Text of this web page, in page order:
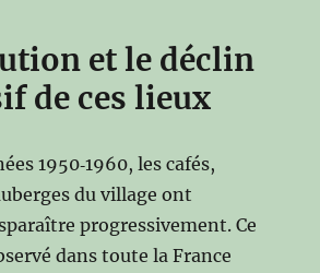
et le déclin
de ces lieux
1950‑1960, les cafés,
du village ont
progressivement. Ce
dans toute la France